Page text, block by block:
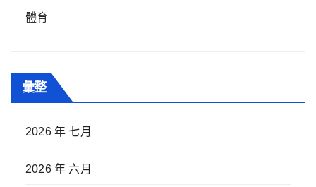
體育
彙整
2026 年 七月
2026 年 六月